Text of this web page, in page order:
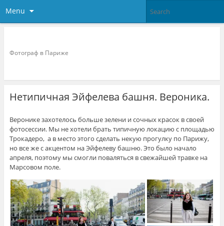
Menu
Фотограф в Париже
Нетипичная Эйфелева башня. Вероника.
Веронике захотелось больше зелени и сочных красок в своей
фотосессии. Мы не хотели брать типичную локацию с площадью
Трокадеро, а в место этого сделать некую прогулку по Парижу,
но все же с акцентом на Эйфелеву башню. Это было начало
апреля, поэтому мы смогли поваляться в свежайшей травке на
Марсовом поле.